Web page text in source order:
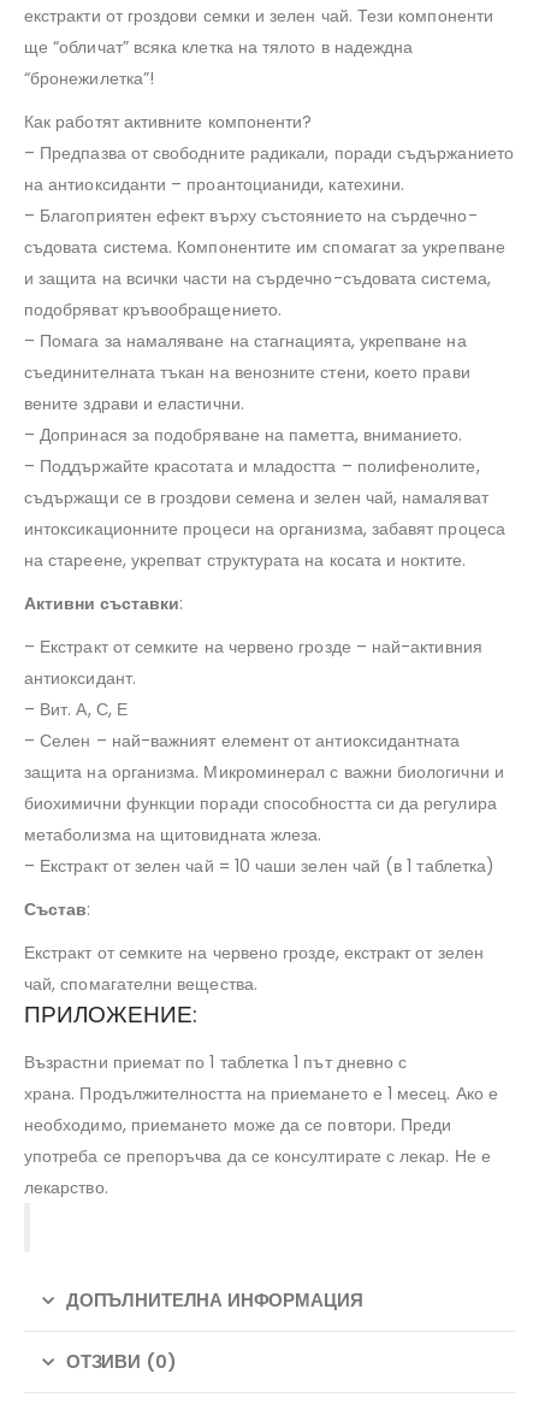
екстракти от гроздови семки и зелен чай. Тези компоненти
ще “обличат” всяка клетка на тялото в надеждна
“бронежилетка”!
Как работят активните компоненти?
– Предпазва от свободните радикали, поради съдържанието
на антиоксиданти – проантоцианиди, катехини.
– Благоприятен ефект върху състоянието на сърдечно-
съдовата система. Компонентите им спомагат за укрепване
и защита на всички части на сърдечно-съдовата система,
подобряват кръвообращението.
– Помага за намаляване на стагнацията, укрепване на
съединителната тъкан на венозните стени, което прави
вените здрави и еластични.
– Допринася за подобряване на паметта, вниманието.
– Поддържайте красотата и младостта – полифенолите,
съдържащи се в гроздови семена и зелен чай, намаляват
интоксикационните процеси на организма, забавят процеса
на стареене, укрепват структурата на косата и ноктите.
Активни съставки:
– Екстракт от семките на червено грозде – най-активния
антиоксидант.
– Вит. А, С, Е
– Селен – най-важният елемент от антиоксидантната
защита на организма. Микроминерал с важни биологични и
биохимични функции поради способността си да регулира
метаболизма на щитовидната жлеза.
– Екстракт от зелен чай = 10 чаши зелен чай (в 1 таблетка)
Състав:
Екстракт от семките на червено грозде, екстракт от зелен
чай, спомагателни вещества.
ПРИЛОЖЕНИЕ:
Възрастни приемат по 1 таблетка 1 път дневно с
храна. Продължителността на приемането е 1 месец. Ако е
необходимо, приемането може да се повтори. Преди
употреба се препоръчва да се консултирате с лекар. Не е
лекарство.
ДОПЪЛНИТЕЛНА ИНФОРМАЦИЯ
ОТЗИВИ (0)